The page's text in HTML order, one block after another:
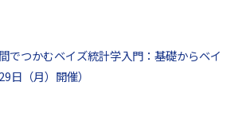
でつかむベイズ統計学入門：基礎からベイ
日（月）開催）